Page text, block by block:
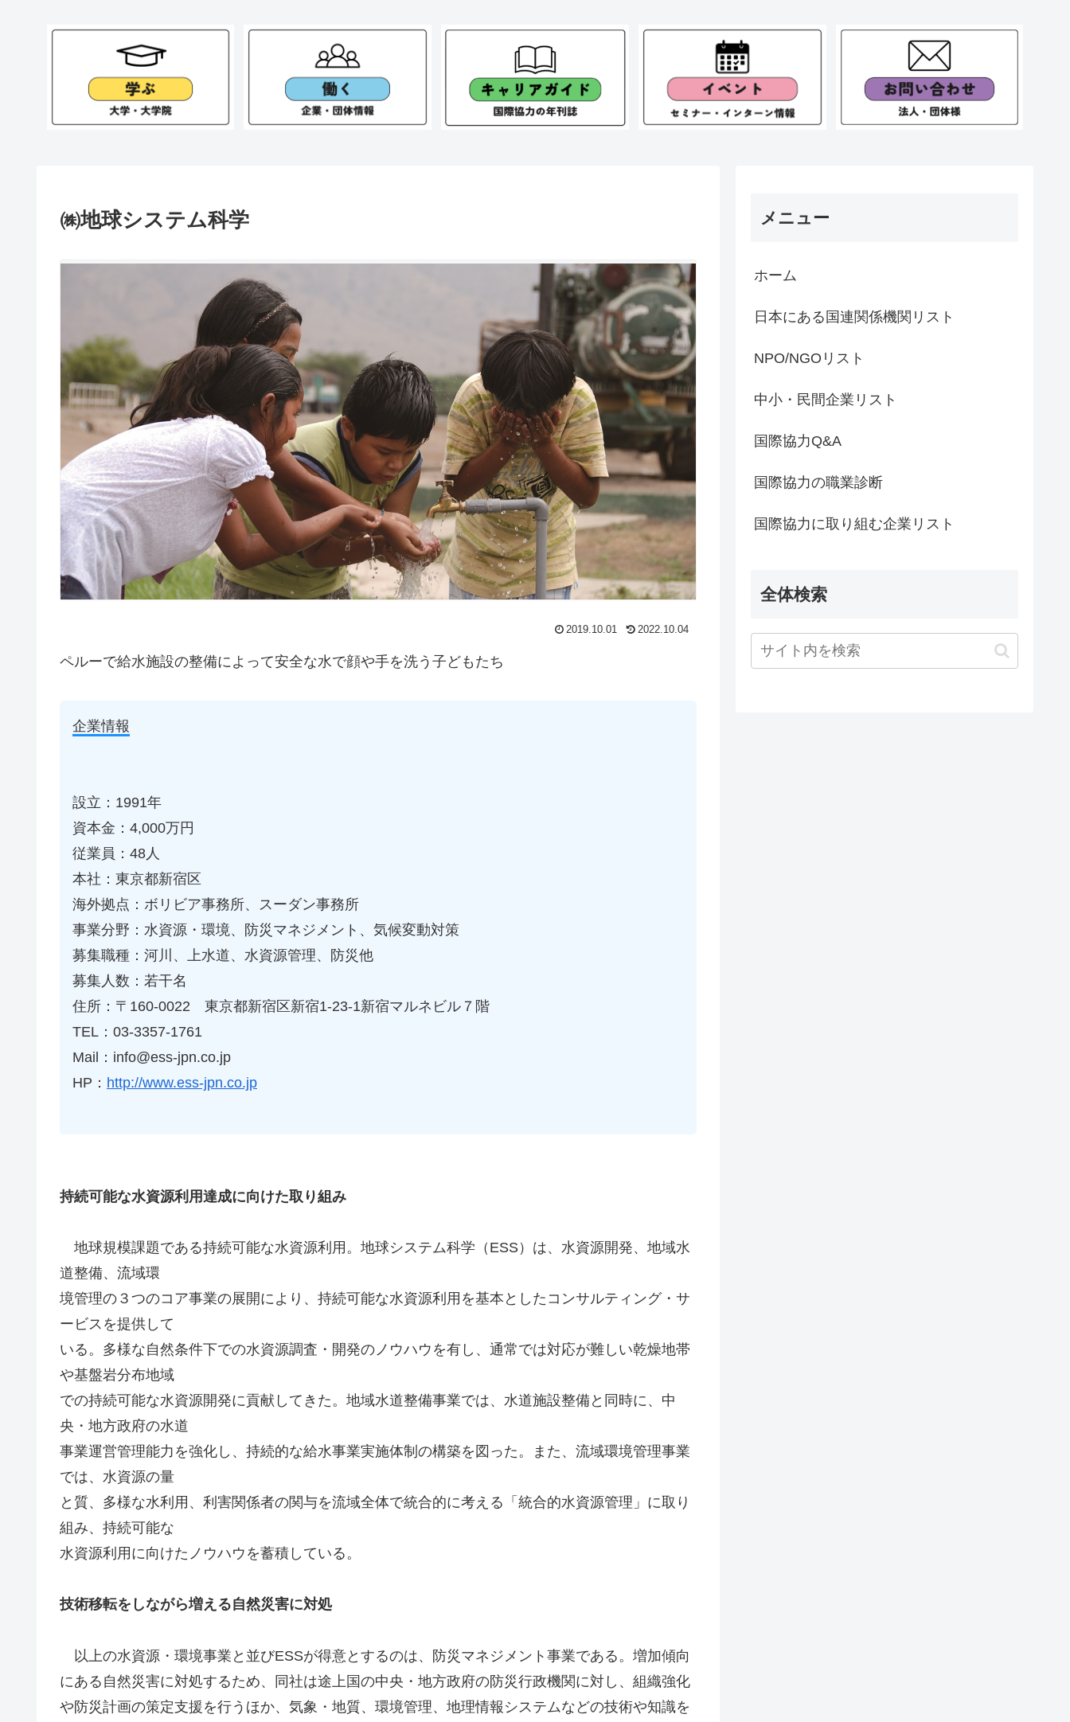
㈱地球システム科学
2019.10.01 2022.10.04
ペルーで給水施設の整備によって安全な水で顔や手を洗う子どもたち
企業情報
設立：1991年
資本金：4,000万円
従業員：48人
本社：東京都新宿区
海外拠点：ボリビア事務所、スーダン事務所
事業分野：水資源・環境、防災マネジメント、気候変動対策
募集職種：河川、上水道、水資源管理、防災他
募集人数：若干名
住所：〒160-0022 東京都新宿区新宿1-23-1新宿マルネビル７階
TEL：03-3357-1761
Mail：info@ess-jpn.co.jp
HP： http://www.ess-jpn.co.jp
持続可能な水資源利用達成に向けた取り組み
地球規模課題である持続可能な水資源利用。地球システム科学（ESS）は、水資源開発、地域水
道整備、流域環
境管理の３つのコア事業の展開により、持続可能な水資源利用を基本としたコンサルティング・サ
ービスを提供して
いる。多様な自然条件下での水資源調査・開発のノウハウを有し、通常では対応が難しい乾燥地帯
や基盤岩分布地域
での持続可能な水資源開発に貢献してきた。地域水道整備事業では、水道施設整備と同時に、中
央・地方政府の水道
事業運営管理能力を強化し、持続的な給水事業実施体制の構築を図った。また、流域環境管理事業
では、水資源の量
と質、多様な水利用、利害関係者の関与を流域全体で統合的に考える「統合的水資源管理」に取り
組み、持続可能な
水資源利用に向けたノウハウを蓄積している。
技術移転をしながら増える自然災害に対処
以上の水資源・環境事業と並びESSが得意とするのは、防災マネジメント事業である。増加傾向
にある自然災害に対処するため、同社は途上国の中央・地方政府の防災行政機関に対し、組織強化
や防災計画の策定支援を行うほか、気象・地質、環境管理、地理情報システムなどの技術や知識を
メニュー
ホーム
日本にある国連関係機関リスト
NPO/NGOリスト
中小・民間企業リスト
国際協力Q&A
国際協力の職業診断
国際協力に取り組む企業リスト
全体検索